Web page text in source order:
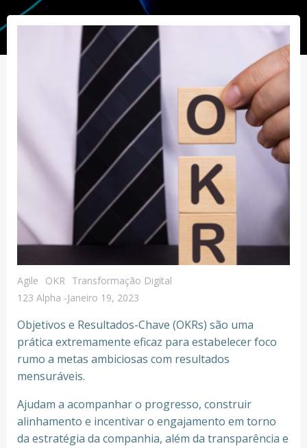
Agile OKR Transformação Digital
123 Alpha -Janeiro 19, 2023
Objetivos e Resultados-Chave (OKRs) são uma
prática extremamente eficaz para estabelecer foco
rumo a metas ambiciosas com resultados
mensuráveis.
Ajudam a acompanhar o progresso, construir
alinhamento e incentivar o engajamento em torno
da estratégia da companhia, além da transparência e